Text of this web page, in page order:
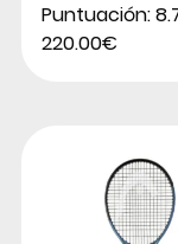
Puntuación:
220.00€